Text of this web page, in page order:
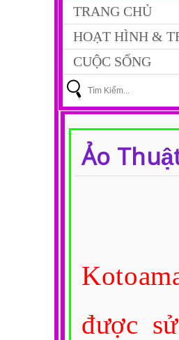
TRANG CHỦ
HOẠT HÌNH &
CUỘC SỐNG
Ảo
được